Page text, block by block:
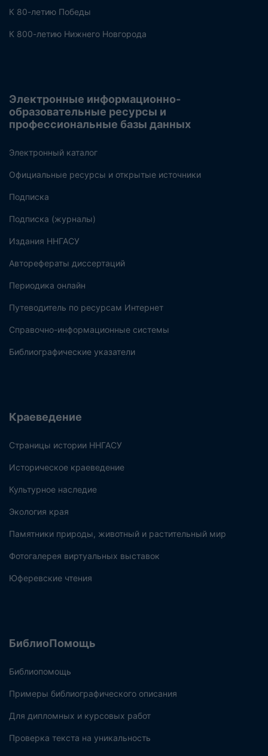
К 80-летию Победы
К 800-летию Нижнего Новгорода
Электронные информационно-
образовательные ресурсы и
профессиональные базы данных
Электронный каталог
Официальные ресурсы и открытые источники
Подписка
Подписка (журналы)
Издания ННГАСУ
Авторефераты диссертаций
Периодика онлайн
Путеводитель по ресурсам Интернет
Справочно-информационные системы
Библиографические указатели
Краеведение
Страницы истории ННГАСУ
Историческое краеведение
Культурное наследие
Экология края
Памятники природы, животный и растительный мир
Фотогалерея виртуальных выставок
Юферевские чтения
БиблиоПомощь
Библиопомощь
Примеры библиографического описания
Для дипломных и курсовых работ
Проверка текста на уникальность